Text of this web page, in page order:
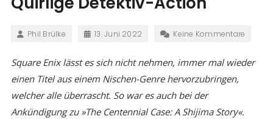
Phil Brülke 13. Juni 2022 Keine Kommentare
Square Enix lässt es sich nicht nehmen, immer mal wieder
einen Titel aus einem Nischen-Genre hervorzubringen,
welcher alle überrascht. So war es auch bei der
Ankündigung zu »The Centennial Case: A Shijima Story«.